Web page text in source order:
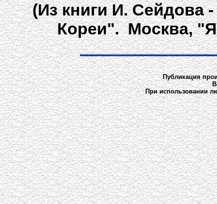
(Из книги И. Сейдова
Кореи". Москва,
Публикация
При использовании